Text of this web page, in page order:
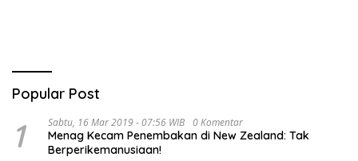
Popular Post
1 Sabtu, 16 Mar 2019 - 07:56 WIB 0 Komentar
Menag Kecam Penembakan di New Zealand: Tak
Berperikemanusiaan!